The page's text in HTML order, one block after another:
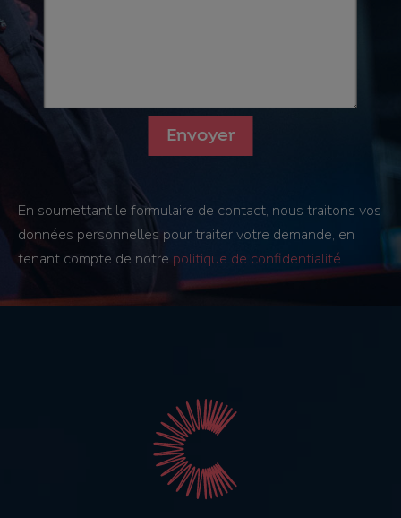
En soumettant le formulaire de contact, nous traitons vos
données personnelles pour traiter votre demande, en
tenant compte de notre politique de confidentialité.